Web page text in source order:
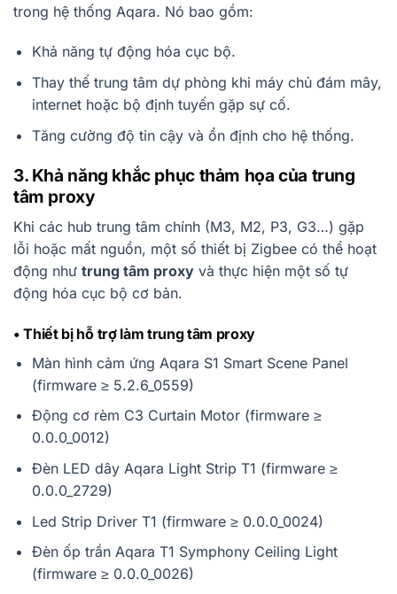
trong hệ thống Aqara. Nó bao gồm:
Khả năng tự động hóa cục bộ.
Thay thế trung tâm dự phòng khi máy chủ đám mây,
internet hoặc bộ định tuyến gặp sự cố.
Tăng cường độ tin cậy và ổn định cho hệ thống.
3. Khả năng khắc phục thảm họa của trung
tâm proxy
Khi các hub trung tâm chính (M3, M2, P3, G3…) gặp
lỗi hoặc mất nguồn, một số thiết bị Zigbee có thể hoạt
động như trung tâm proxy và thực hiện một số tự
động hóa cục bộ cơ bản.
• Thiết bị hỗ trợ làm trung tâm proxy
Màn hình cảm ứng Aqara S1 Smart Scene Panel
(firmware ≥ 5.2.6_0559)
Động cơ rèm C3 Curtain Motor (firmware ≥
0.0.0_0012)
Đèn LED dây Aqara Light Strip T1 (firmware ≥
0.0.0_2729)
Led Strip Driver T1 (firmware ≥ 0.0.0_0024)
Đèn ốp trần Aqara T1 Symphony Ceiling Light
(firmware ≥ 0.0.0_0026)